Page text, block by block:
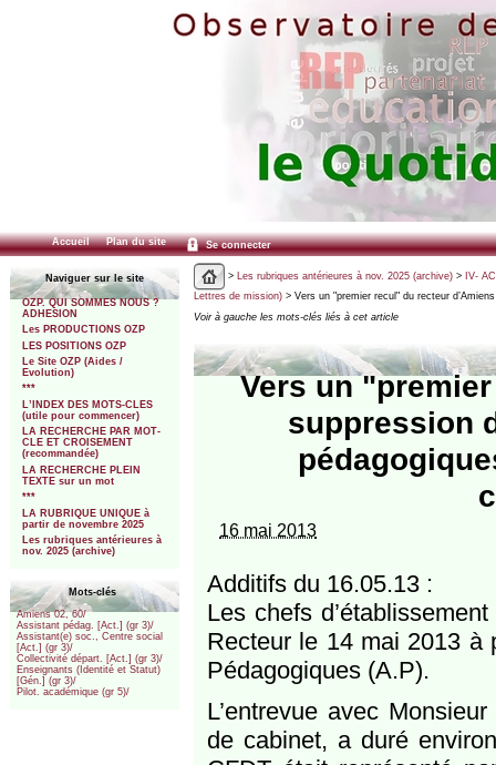
Accueil Plan du site Se connecter
Naviguer sur le site
OZP. QUI SOMMES NOUS ?
ADHESION
Les PRODUCTIONS OZP
LES POSITIONS OZP
Le Site OZP (Aides /
Evolution)
***
L’INDEX DES MOTS-CLES
(utile pour commencer)
LA RECHERCHE PAR MOT-
CLE ET CROISEMENT
(recommandée)
LA RECHERCHE PLEIN
TEXTE sur un mot
***
LA RUBRIQUE UNIQUE à
partir de novembre 2025
Les rubriques antérieures à
nov. 2025 (archive)
Mots-clés
Amiens 02, 60/
Assistant pédag. [Act.] (gr 3)/
Assistant(e) soc., Centre social
[Act.] (gr 3)/
Collectivité départ. [Act.] (gr 3)/
Enseignants (Identité et Statut)
[Gén.] (gr 3)/
Pilot. académique (gr 5)/
> Les rubriques antérieures à nov. 2025 (archive)> IV-
Lettres de mission)> Vers un "premier recul" du recteur
Voir à gauche les mots-clés liés à cet article
Vers un
suppression
16 mai 2013
Additifs du 16.05.13 :
Les chefs
Recteur le 14 mai 2013 à
Pédagogiques (A.P).
L’entrevue avec
de cabinet, a duré